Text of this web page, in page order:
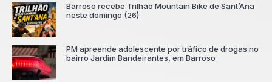
Barroso recebe Trilhão Mountain Bike de Sant’Ana
neste domingo (26)
PM apreende adolescente por tráfico de drogas no
bairro Jardim Bandeirantes, em Barroso